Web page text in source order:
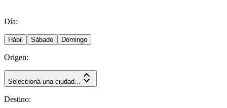
Día:
Hábil Sábado Domingo
Origen:
Seleccioná una ciudad...
Destino: